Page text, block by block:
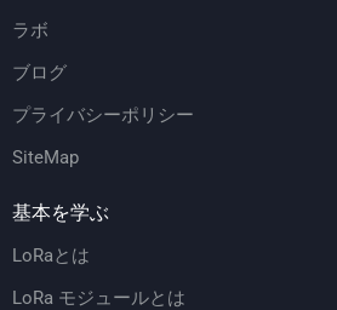
ラボ
ブログ
プライバシーポリシー
SiteMap
基本を学ぶ
LoRaとは
LoRa モジュールとは